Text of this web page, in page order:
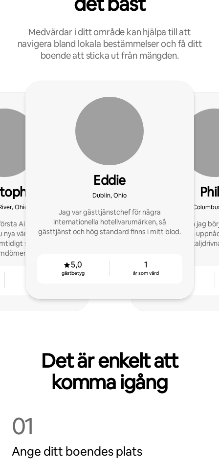
Medvärdar i ditt område kan hjälpa till att
navigera bland lokala bestämmelser och få ditt
boende att sticka ut från mängden.
Ohio
Airbnb för ett år
nya värdar att öka sin
som de får bra
Eddie
Dublin, Ohio
Jag var gästtjänstchef för några
internationella hotellvarumärken, så
gästtjänst och hög standard finns i mitt blod.
5,0
gästbetyg
1
år som värd
Min fru och jag
tillsammans och
snabbt. Vi är
Det är enkelt att
komma igång
01
Ange ditt boendes plats